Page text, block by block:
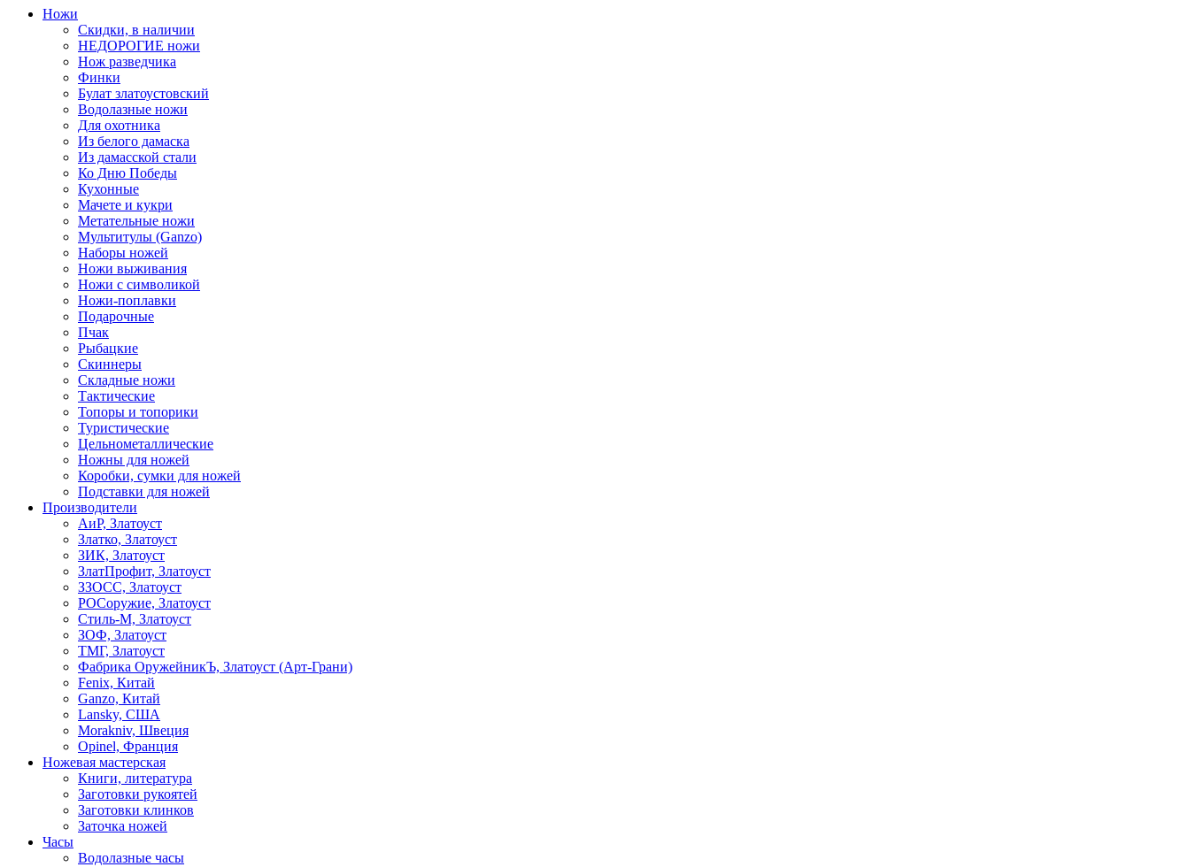
Ножи
Скидки, в наличии
НЕДОРОГИЕ ножи
Нож разведчика
Финки
Булат златоустовский
Водолазные ножи
Для охотника
Из белого дамаска
Из дамасской стали
Ко Дню Победы
Кухонные
Мачете и кукри
Метательные ножи
Мультитулы (Ganzo)
Наборы ножей
Ножи выживания
Ножи с символикой
Ножи-поплавки
Подарочные
Пчак
Рыбацкие
Скиннеры
Складные ножи
Тактические
Топоры и топорики
Туристические
Цельнометаллические
Ножны для ножей
Коробки, сумки для ножей
Подставки для ножей
Производители
АиР, Златоуст
Златко, Златоуст
ЗИК, Златоуст
ЗлатПрофит, Златоуст
ЗЗОСС, Златоуст
РОСоружие, Златоуст
Стиль-М, Златоуст
ЗОФ, Златоуст
ТМГ, Златоуст
Фабрика ОружейникЪ, Златоуст (Арт-Грани)
Fenix, Китай
Ganzo, Китай
Lansky, США
Morakniv, Швеция
Opinel, Франция
Ножевая мастерская
Книги, литература
Заготовки рукоятей
Заготовки клинков
Заточка ножей
Часы
Водолазные часы